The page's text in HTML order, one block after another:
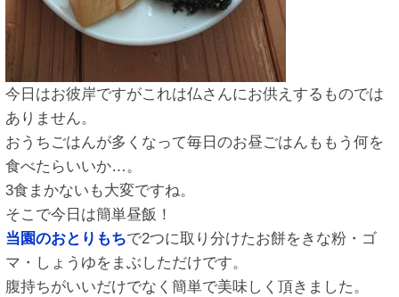
今日はお彼岸ですがこれは仏さんにお供えするものでは
ありません。
おうちごはんが多くなって毎日のお昼ごはんももう何を
食べたらいいか…。
3食まかないも大変ですね。
そこで今日は簡単昼飯！
当園のおとりもちで2つに取り分けたお餅をきな粉・ゴ
マ・しょうゆをまぶしただけです。
腹持ちがいいだけでなく簡単で美味しく頂きました。